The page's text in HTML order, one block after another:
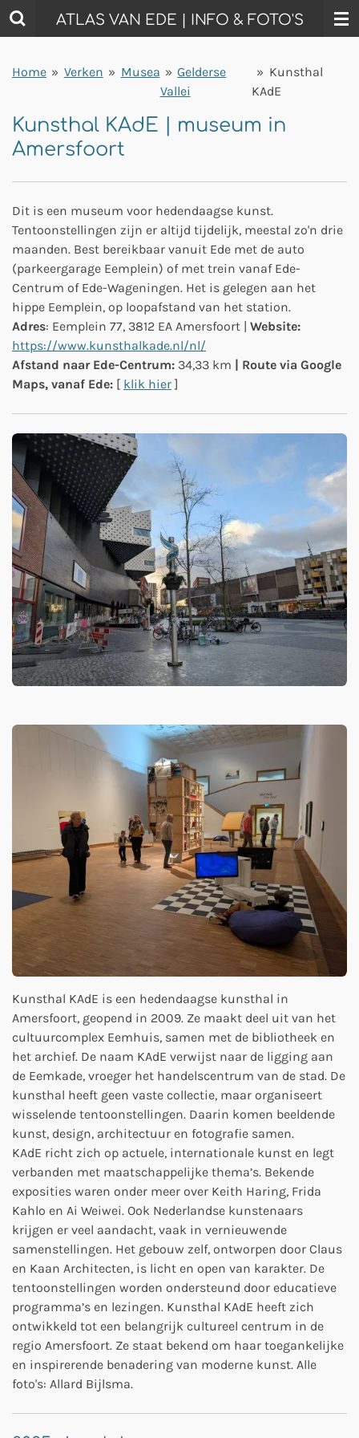
Ga
direct
de
ATLAS VAN EDE | INFO & FOTO'S
Home » Verken » Musea » Gelderse
Vallei
» Kunsthal
KAdE
Kunsthal KAdE | museum in
Amersfoort
Dit is een museum voor hedendaagse kunst.
Tentoonstellingen zijn er altijd tijdelijk, meestal zo'n drie
maanden. Best bereikbaar vanuit Ede met de auto
(parkeergarage Eemplein) of met trein vanaf Ede-
Centrum of Ede-Wageningen. Het is gelegen aan het
hippe Eemplein, op loopafstand van het station.
Adres: Eemplein 77, 3812 EA Amersfoort | Website:
https://www.kunsthalkade.nl/nl/
Afstand naar Ede-Centrum: 34,33 km | Route via Google
Maps, vanaf Ede: [ klik hier]
Kunsthal KAdE is een hedendaagse kunsthal in
Amersfoort, geopend in 2009. Ze maakt deel uit van het
cultuurcomplex Eemhuis, samen met de bibliotheek en
het archief. De naam KAdE verwijst naar de ligging aan
de Eemkade, vroeger het handelscentrum van de stad. De
kunsthal heeft geen vaste collectie, maar organiseert
wisselende tentoonstellingen. Daarin komen beeldende
kunst, design, architectuur en fotografie samen.
KAdE richt zich op actuele, internationale kunst en legt
verbanden met maatschappelijke thema’s. Bekende
exposities waren onder meer over Keith Haring, Frida
Kahlo en Ai Weiwei. Ook Nederlandse kunstenaars
krijgen er veel aandacht, vaak in vernieuwende
samenstellingen. Het gebouw zelf, ontworpen door Claus
en Kaan Architecten, is licht en open van karakter. De
tentoonstellingen worden ondersteund door educatieve
programma’s en lezingen. Kunsthal KAdE heeft zich
ontwikkeld tot een belangrijk cultureel centrum in de
regio Amersfoort. Ze staat bekend om haar toegankelijke
en inspirerende benadering van moderne kunst. Alle
foto's: Allard Bijlsma.